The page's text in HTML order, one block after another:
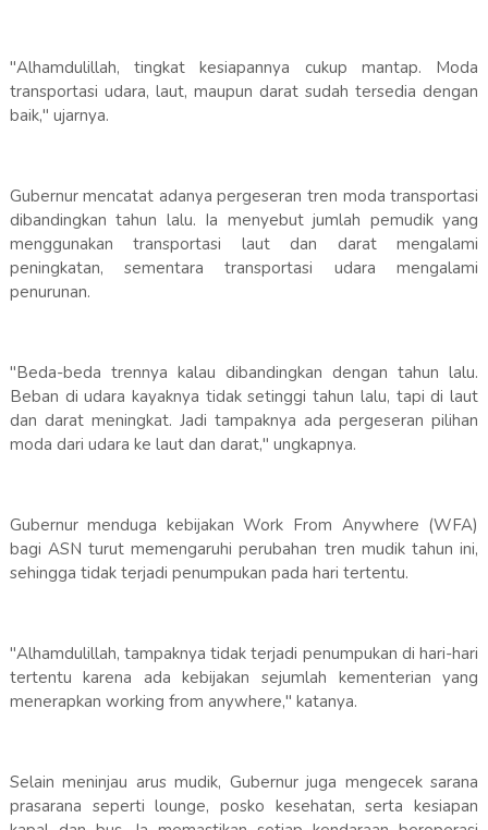
"Alhamdulillah, tingkat kesiapannya cukup mantap. Moda
transportasi udara, laut, maupun darat sudah tersedia dengan
baik," ujarnya.
Gubernur mencatat adanya pergeseran tren moda transportasi
dibandingkan tahun lalu. Ia menyebut jumlah pemudik yang
menggunakan transportasi laut dan darat mengalami
peningkatan, sementara transportasi udara mengalami
penurunan.
"Beda-beda trennya kalau dibandingkan dengan tahun lalu.
Beban di udara kayaknya tidak setinggi tahun lalu, tapi di laut
dan darat meningkat. Jadi tampaknya ada pergeseran pilihan
moda dari udara ke laut dan darat," ungkapnya.
Gubernur menduga kebijakan Work From Anywhere (WFA)
bagi ASN turut memengaruhi perubahan tren mudik tahun ini,
sehingga tidak terjadi penumpukan pada hari tertentu.
"Alhamdulillah, tampaknya tidak terjadi penumpukan di hari-hari
tertentu karena ada kebijakan sejumlah kementerian yang
menerapkan working from anywhere," katanya.
Selain meninjau arus mudik, Gubernur juga mengecek sarana
prasarana seperti lounge, posko kesehatan, serta kesiapan